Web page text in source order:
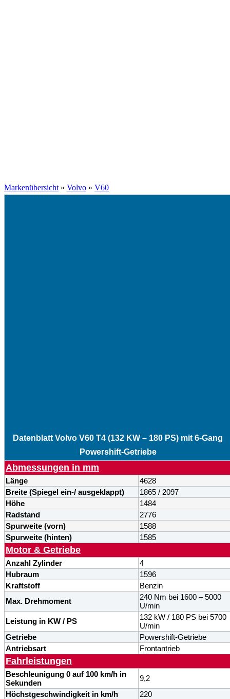
Markenübersicht » Volvo » V60
Datenblatt Volvo V60 T4 (132 KW – 180 PS) mit 6-Gang
Powershift-Getriebe
Abmessungen in mm
Länge
4628
Breite (Spiegel ein-/ ausgeklappt)
1865 / 2097
Höhe
1484
Radstand
2776
Spurweite (vorn)
1588
Spurweite (hinten)
1585
Motor & Getriebe
Anzahl Zylinder
4
Hubraum
1596
Kraftstoff
Benzin
Max. Drehmoment
240 Nm bei 1600 – 5000
U/min
Leistung in KW / PS
132 kW / 180 PS bei 5700
U/min
Getriebe
Powershift-Getriebe
Antriebsart
Frontantrieb
Fahrleistungen
Beschleunigung 0 auf 100 km/h in
Sekunden
9,2
Höchstgeschwindigkeit in km/h
220